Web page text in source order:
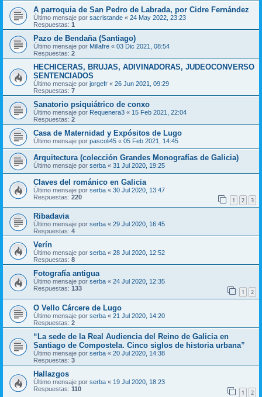
A parroquia de San Pedro de Labrada, por Cidre Fernández
Último mensaje por sacristande « 24 May 2022, 23:23
Respuestas: 1
Pazo de Bendaña (Santiago)
Último mensaje por Millafre « 03 Dic 2021, 08:54
Respuestas: 2
HECHICERAS, BRUJAS, ADIVINADORAS, JUDEOCONVERSO
SENTENCIADOS
Último mensaje por jorgefr « 26 Jun 2021, 09:29
Respuestas: 7
Sanatorio psiquiátrico de conxo
Último mensaje por Requenera3 « 15 Feb 2021, 22:04
Respuestas: 2
Casa de Maternidad y Expósitos de Lugo
Último mensaje por pascoli45 « 05 Feb 2021, 14:45
Arquitectura (colección Grandes Monografías de Galicia)
Último mensaje por serba « 31 Jul 2020, 19:25
Claves del románico en Galicia
Último mensaje por serba « 30 Jul 2020, 13:47
Respuestas: 220 1 2 3
Ribadavia
Último mensaje por serba « 29 Jul 2020, 16:45
Respuestas: 4
Verín
Último mensaje por serba « 28 Jul 2020, 12:52
Respuestas: 8
Fotografía antigua
Último mensaje por serba « 24 Jul 2020, 12:35
Respuestas: 133 1 2
O Vello Cárcere de Lugo
Último mensaje por serba « 21 Jul 2020, 14:20
Respuestas: 2
“La sede de la Real Audiencia del Reino de Galicia en
Santiago de Compostela. Cinco siglos de historia urbana”
Último mensaje por serba « 20 Jul 2020, 14:38
Respuestas: 3
Hallazgos
Último mensaje por serba « 19 Jul 2020, 18:23
Respuestas: 110 1 2